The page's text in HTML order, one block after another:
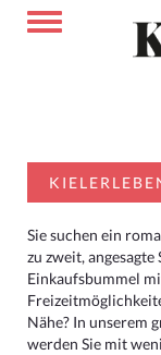
Sie suchen ein
zu zweit,
Einkaufsbummel
Nähe? In unserem
werden Sie mit